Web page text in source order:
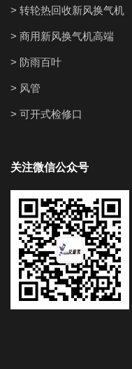
> 转轮热回收新风换气机
> 商用新风换气机高端
> 防雨百叶
> 风管
> 可开式检修口
关注微信公众号